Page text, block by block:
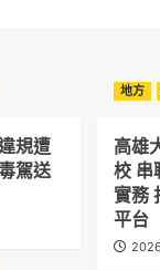
規遭
駕送
地方
高雄
校 串
實務
平台